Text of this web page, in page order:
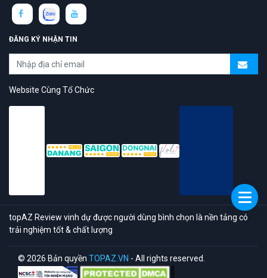
ĐĂNG KÝ NHẬN TIN
Website Cùng Tổ Chức
topAZ Review vinh dự được người dùng bình chọn là nền tảng có
trải nghiệm tốt & chất lượng